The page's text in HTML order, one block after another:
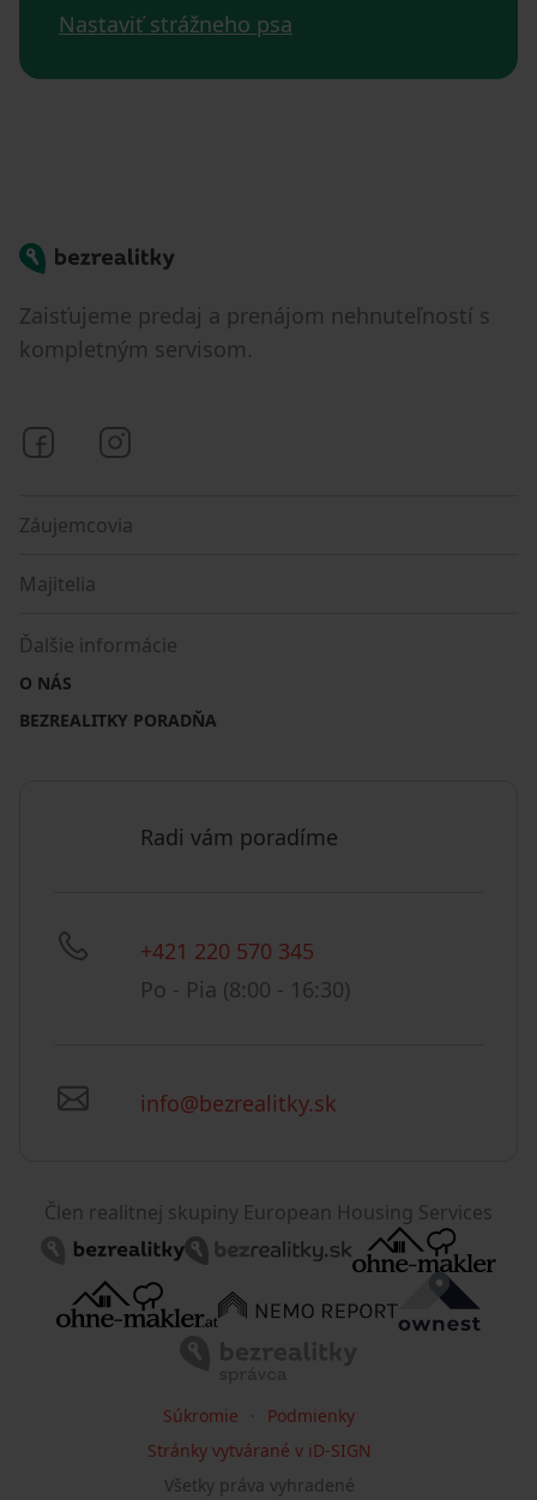
Nastaviť strážneho psa
Bezrealitky
Zaisťujeme predaj a prenájom nehnuteľností s
kompletným servisom.
Bezrealitky na Facebooku
Záujemcovia
Majitelia
Ďalšie informácie
O NÁS
BEZREALITKY PORADŇA
Radi vám poradíme
+421 220 570 345
Po - Pia (8:00 - 16:30)
info@bezrealitky.sk
Člen realitnej skupiny European Housing Services
Všetky práva vyhradené
Súkromie
Podmienky
Stránky vytvárané v iD-SIGN